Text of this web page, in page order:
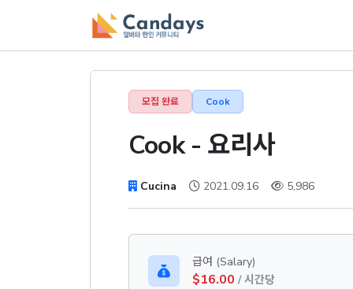
모집 완료 Cook
Cook - 요리사
Cucina 2021.09.16 5,986
급여 (Salary)
$16.00 / 시간당